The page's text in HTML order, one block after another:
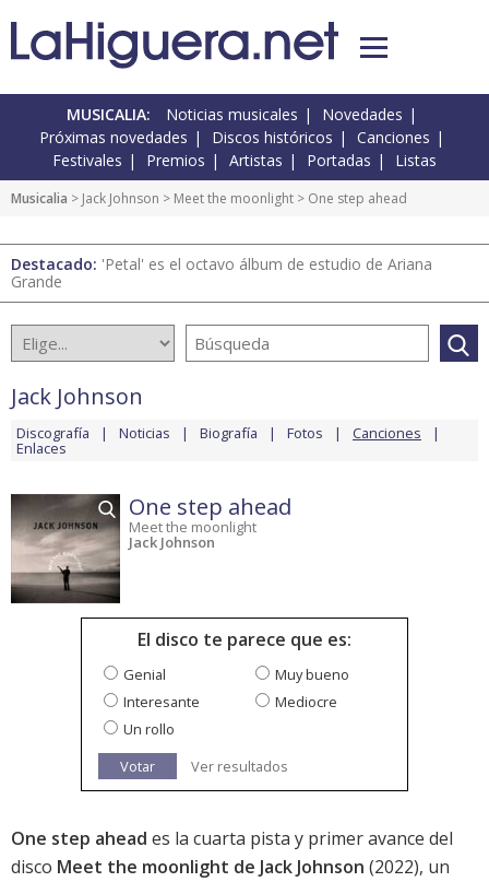
MUSICALIA: Noticias musicales
Novedades
Próximas novedades
Discos históricos
Canciones
Festivales
Premios Artistas Portadas Listas
Musicalia > Jack Johnson > Meet the moonlight > One step ahead
Destacado: 'Petal' es el octavo álbum de estudio de Ariana
Grande
Jack Johnson
Discografía Noticias Biografía Fotos Canciones
Enlaces
One step ahead
Meet the moonlight
Jack Johnson
El disco te parece que es:
Genial
Muy bueno
Interesante
Mediocre
Un rollo
Votar
Ver resultados
One step ahead es la cuarta pista y primer avance del
disco Meet the moonlight de Jack Johnson (2022), un